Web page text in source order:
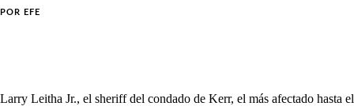
POR EFE
Larry Leitha Jr., el sheriff del condado de Kerr, el más afectado hasta el